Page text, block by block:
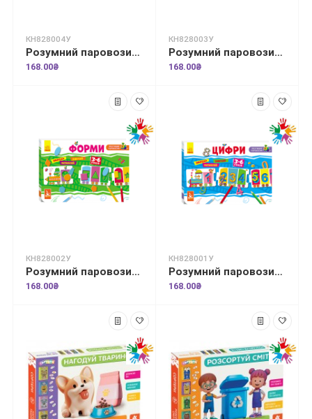
КН828004У
Розумний паровозик. 2+ Голосні звуки
168.00₴
КН828003У
Розумний паровозик. 2+ Приголосні звуки
168.00₴
КН828002У
Розумний паровозик. 2+ Форми
168.00₴
КН828001У
Розумний паровозик. Цифри
168.00₴